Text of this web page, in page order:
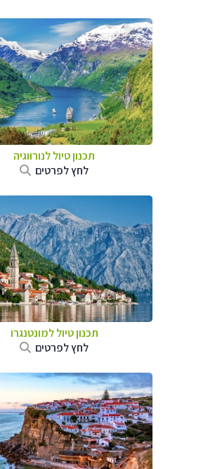
תכנון טיול לנורווגיה
לחץ לפרטים
תכנון טיול למונטנגרו
לחץ לפרטים